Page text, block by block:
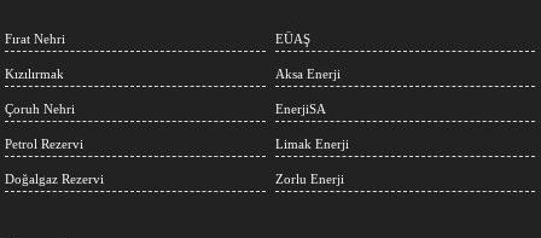
Fırat Nehri
Kızılırmak
Çoruh Nehri
Petrol Rezervi
Doğalgaz Rezervi
EÜAŞ
Aksa Enerji
EnerjiSA
Limak Enerji
Zorlu Enerji